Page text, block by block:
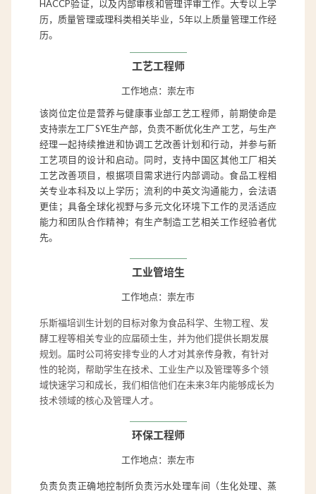
HACCP验证，以及内部审核和管理评审工作。大专以上学
历，质量管理或理科类相关毕业，5年以上质量管理工作经
历。
工艺工程师
工作地点：崇左市
该岗位定位是营养与健康事业部工艺工程师，前期使命是
支持崇左工厂SYE生产部，负责不断优化生产工艺，与生产
经理一起持续推进和协调工艺改善计划和行动，并参与新
工艺项目的设计和启动。同时，支持中国区其他工厂相关
工艺改善项目，根据项目需求进行内部调动。食品工程相
关专业本科及以上学历；流利的中英文沟通能力，会法语
更佳；具备全球化视野与多元文化环境下工作的灵活适应
能力和团队合作精神；有生产制造工艺相关工作经验者优
先。
工业管培生
工作地点：崇左市
乐斯福培训生计划的目标对象为食品科学、生物工程、发
酵工程等相关专业的应届硕士生，并为他们提供长期发展
规划。届时公司将安排专业的人才对其亲传身教，有针对
性的轮岗，帮助学生在技术、工业生产以及管理等多个领
域快速学习和成长，我们相信他们在未来3年内能够成长为
技术领域的核心及管理人才。
环保工程师
工作地点：崇左市
负责负责正确地控制所负责污水处理车间（生化处理、蒸